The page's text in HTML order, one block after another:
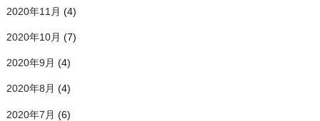
2020年11月 (4)
2020年10月 (7)
2020年9月 (4)
2020年8月 (4)
2020年7月 (6)